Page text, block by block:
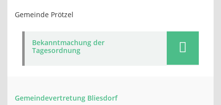
Gemeinde Prötzel
Bekanntmachung der
Tagesordnung
Gemeindevertretung Bliesdorf